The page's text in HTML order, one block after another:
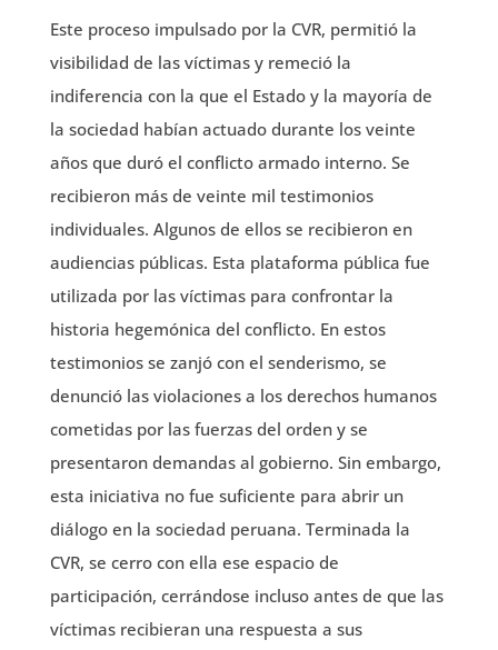
Este proceso impulsado por la CVR, permitió la
visibilidad de las víctimas y remeció la
indiferencia con la que el Estado y la mayoría de
la sociedad habían actuado durante los veinte
años que duró el conflicto armado interno. Se
recibieron más de veinte mil testimonios
individuales. Algunos de ellos se recibieron en
audiencias públicas. Esta plataforma pública fue
utilizada por las víctimas para confrontar la
historia hegemónica del conflicto. En estos
testimonios se zanjó con el senderismo, se
denunció las violaciones a los derechos humanos
cometidas por las fuerzas del orden y se
presentaron demandas al gobierno. Sin embargo,
esta iniciativa no fue suficiente para abrir un
diálogo en la sociedad peruana. Terminada la
CVR, se cerro con ella ese espacio de
participación, cerrándose incluso antes de que las
víctimas recibieran una respuesta a sus